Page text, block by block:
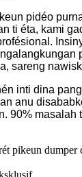
pidéo
ti éta, kami
sareng
inti dina
anu
90% masalah